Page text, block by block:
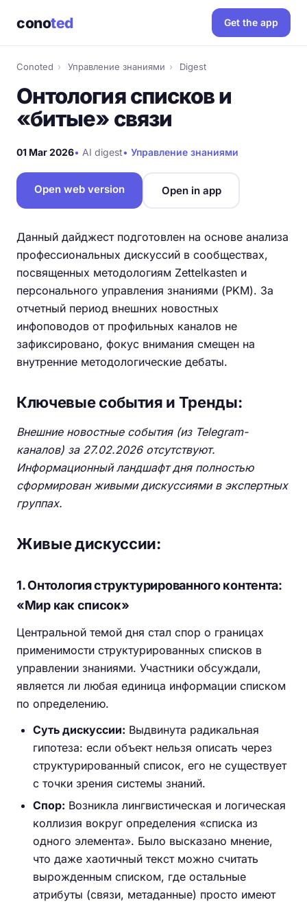
conoted Get the app
Conoted › Управление знаниями › Digest
Онтология списков и
«битые» связи
01 Mar 2026• AI digest• Управление знаниями
Open web version Open in app
Данный дайджест подготовлен на основе анализа
профессиональных дискуссий в сообществах,
посвященных методологиям Zettelkasten и
персонального управления знаниями (PKM). За
отчетный период внешних новостных
инфоповодов от профильных каналов не
зафиксировано, фокус внимания смещен на
внутренние методологические дебаты.
Ключевые события и Тренды:
Внешние новостные события (из Telegram-
каналов) за 27.02.2026 отсутствуют.
Информационный ландшафт дня полностью
сформирован живыми дискуссиями в экспертных
группах.
Живые дискуссии:
1. Онтология структурированного контента:
«Мир как список»
Центральной темой дня стал спор о границах
применимости структурированных списков в
управлении знаниями. Участники обсуждали,
является ли любая единица информации списком
по определению.
Суть дискуссии: Выдвинута радикальная
гипотеза: если объект нельзя описать через
структурированный список, его не существует
с точки зрения системы знаний.
Спор: Возникла лингвистическая и логическая
коллизия вокруг определения «списка из
одного элемента». Было высказано мнение,
что даже хаотичный текст можно считать
вырожденным списком, где остальные
атрибуты (связи, метаданные) просто имеют